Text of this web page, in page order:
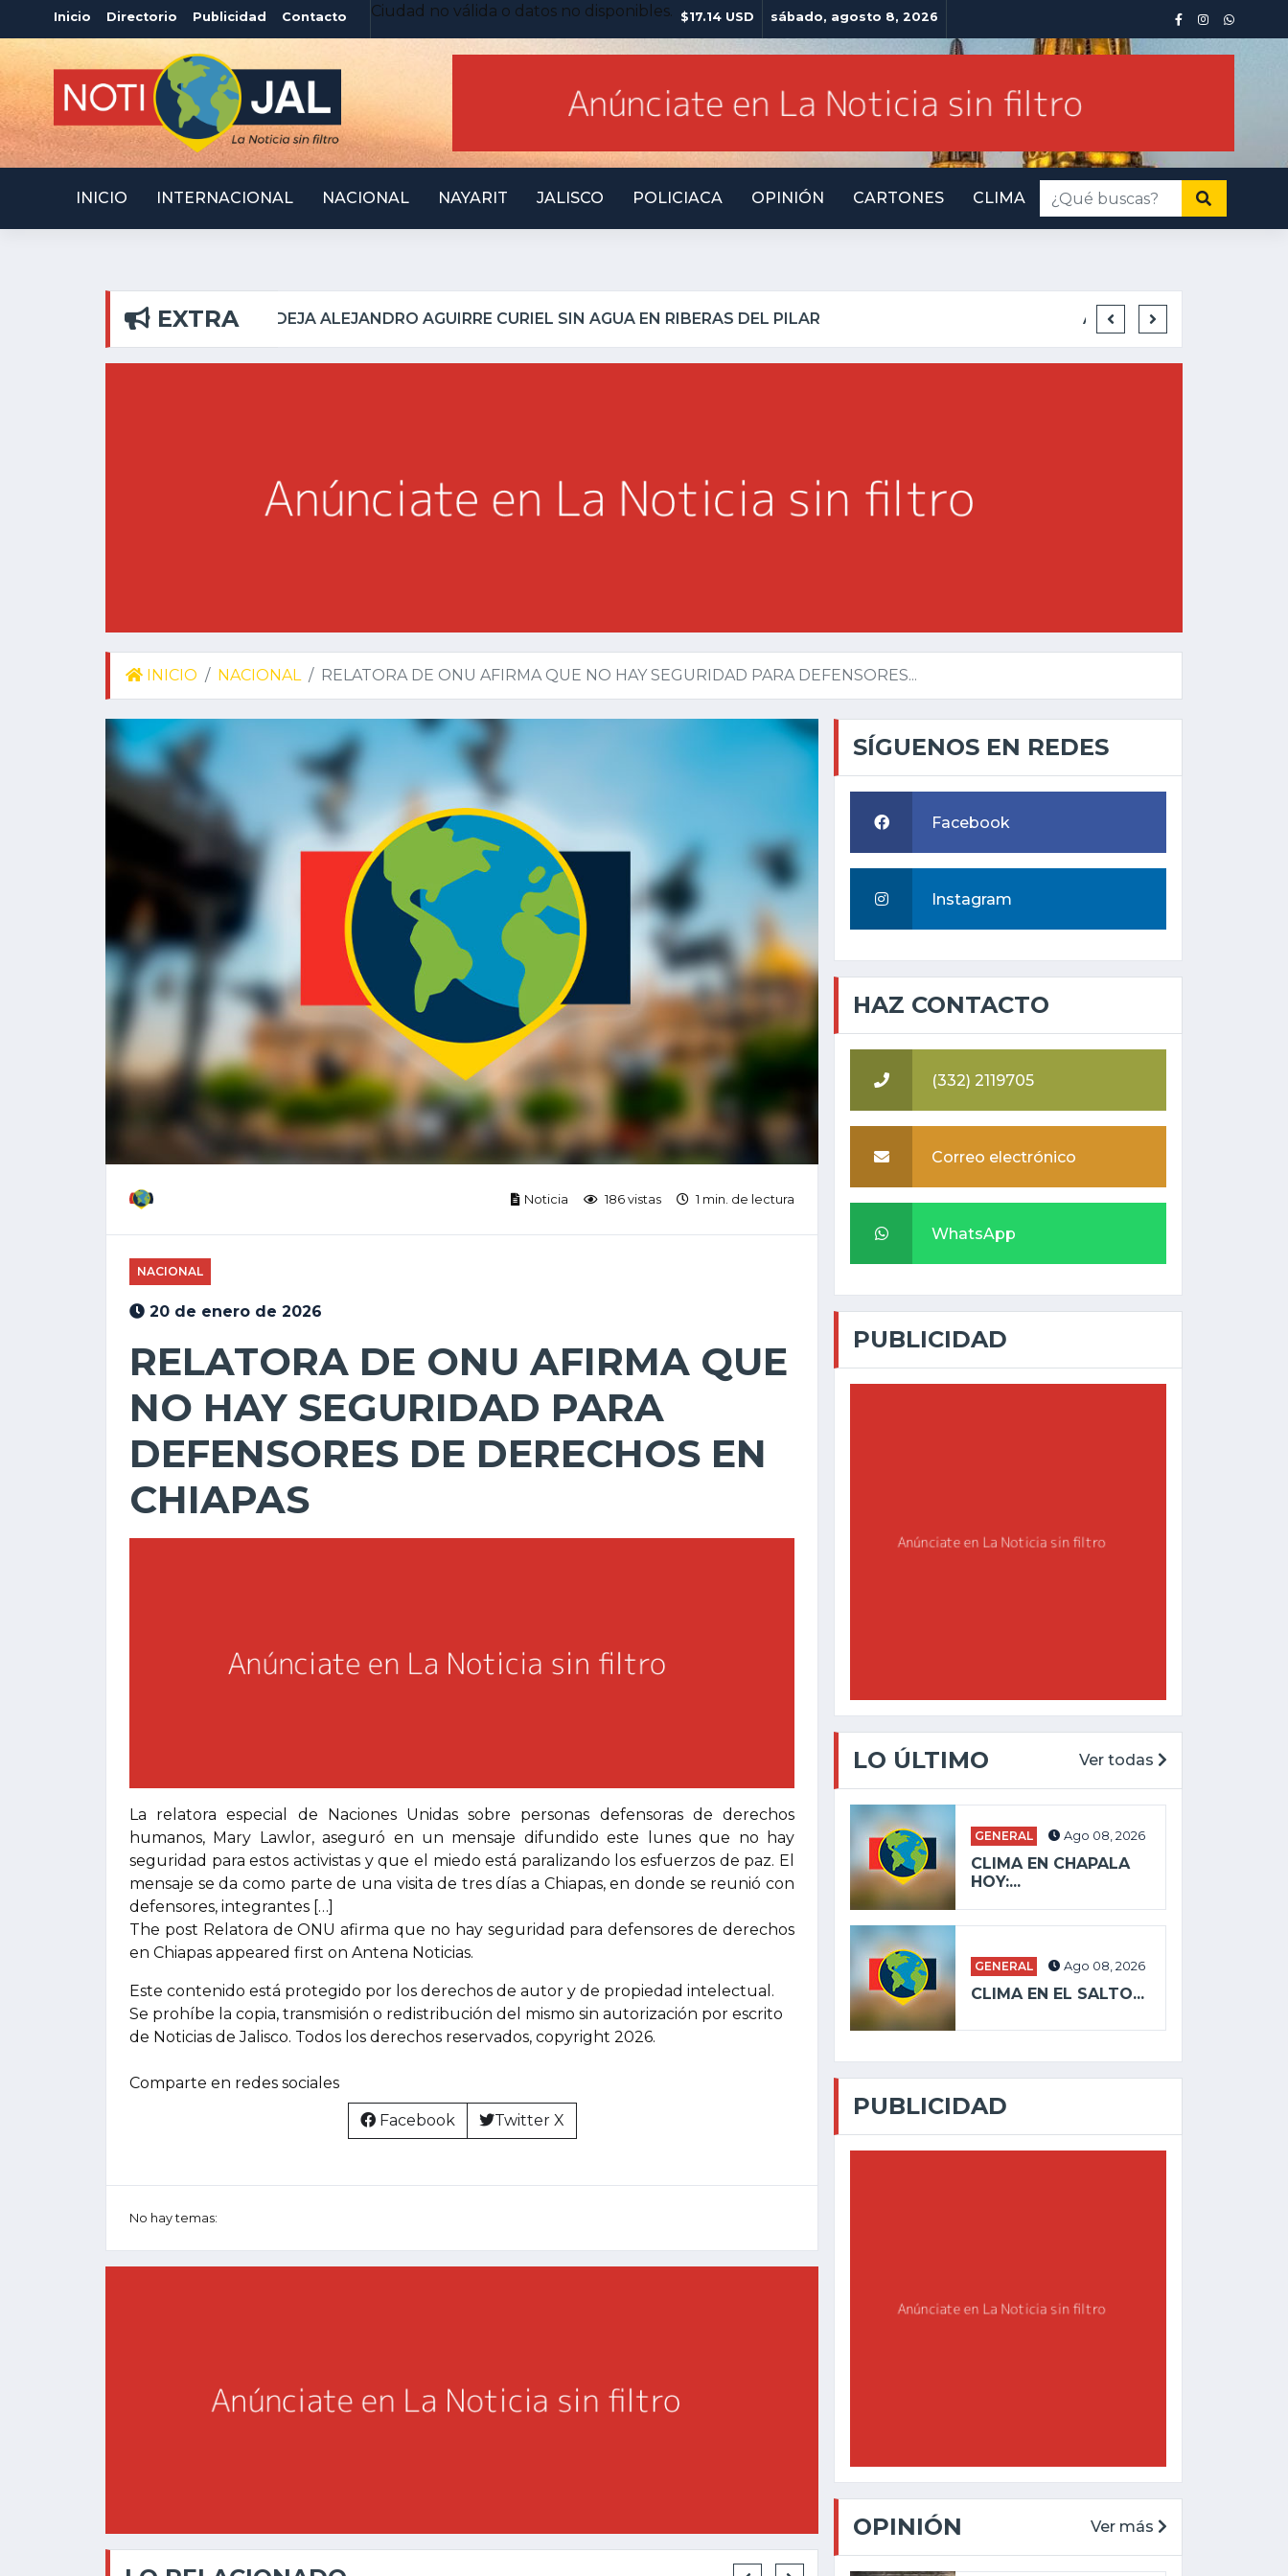
Inicio Directorio Publicidad Contacto Ciudad no válida o datos no disponibles. $17.14 USD sábado, agosto 8, 2026
INICIO INTERNACIONAL NACIONAL NAYARIT JALISCO POLICIACA OPINIÓN CARTONES CLIMA
EXTRA ATOTONILQUILLO INSEGURO Y AL VIRREY NO LE IMPORTA
INICIO NACIONAL RELATORA DE ONU AFIRMA QUE NO HAY SEGURIDAD PARA DEFENSORES...
Noticia 186 vistas 1 min. de lectura
NACIONAL
20 de enero de 2026
RELATORA DE ONU AFIRMA QUE
NO HAY SEGURIDAD PARA
DEFENSORES DE DERECHOS EN
CHIAPAS
La relatora especial de Naciones Unidas sobre personas defensoras de derechos
humanos, Mary Lawlor, aseguró en un mensaje difundido este lunes que no hay
seguridad para estos activistas y que el miedo está paralizando los esfuerzos de paz. El
mensaje se da como parte de una visita de tres días a Chiapas, en donde se reunió con
defensores, integrantes […]
The post Relatora de ONU afirma que no hay seguridad para defensores de derechos
en Chiapas appeared first on Antena Noticias.
Este contenido está protegido por los derechos de autor y de propiedad intelectual.
Se prohíbe la copia, transmisión o redistribución del mismo sin autorización por escrito
de Noticias de Jalisco. Todos los derechos reservados, copyright 2026.
Comparte en redes sociales
Facebook Twitter X
No hay temas:
SÍGUENOS EN REDES
Facebook
Instagram
HAZ CONTACTO
(332) 2119705
Correo electrónico
WhatsApp
PUBLICIDAD
LO ÚLTIMO Ver todas
GENERAL Ago 08, 2026
CLIMA EN CHAPALA
HOY:...
GENERAL Ago 08, 2026
CLIMA EN EL SALTO...
PUBLICIDAD
OPINIÓN Ver más